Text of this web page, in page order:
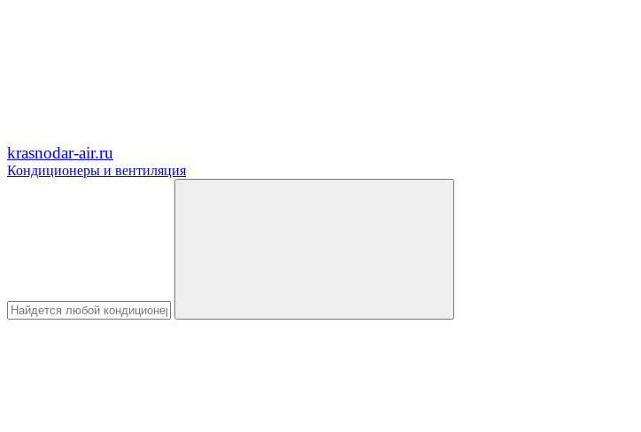
krasnodar-air.ru
Кондиционеры и вентиляция